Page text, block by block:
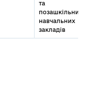
та
позашкільних
навчальних
закладів